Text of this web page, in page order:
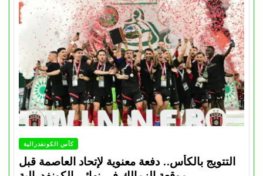
كأس الكونفدرالية
التتويج بالكأس.. دفعة معنوية لإتحاد العاصمة قبل